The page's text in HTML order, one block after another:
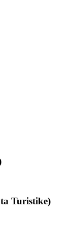
Turistike)